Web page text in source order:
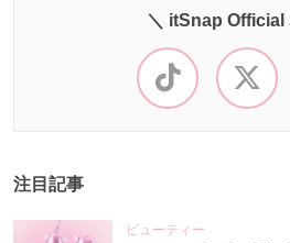
＼ itSnap Official
注目記事
ビューティー